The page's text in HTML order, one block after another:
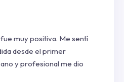
muy positiva. Me sentí
desde el primer
y profesional me dio